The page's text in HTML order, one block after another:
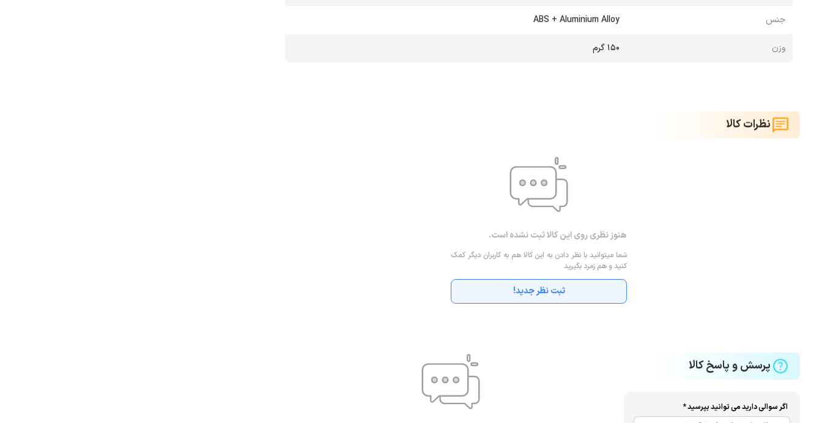
جنس ABS + Aluminium Alloy
وزن 150 گرم
نظرات کالا
هنوز نظری روی این کالا ثبت نشده است.
شما میتوانید با نظر دادن به این کالا هم به کاربران دیگر کمک
کنید و هم زمرد بگیرید
ثبت نظر جدید!
پرسش و پاسخ کالا
اگر سوالی دارید می توانید بپرسید *